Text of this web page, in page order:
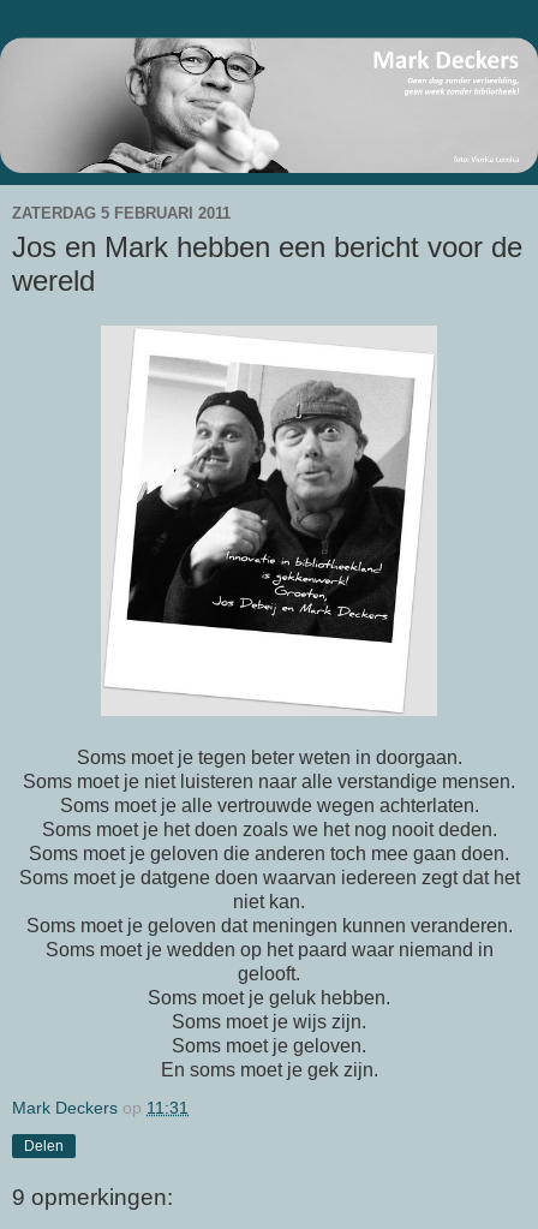
ZATERDAG 5 FEBRUARI 2011
Jos en Mark hebben een bericht voor de
wereld
Soms moet je tegen beter weten in doorgaan.
Soms moet je niet luisteren naar alle verstandige mensen.
Soms moet je alle vertrouwde wegen achterlaten.
Soms moet je het doen zoals we het nog nooit deden.
Soms moet je geloven die anderen toch mee gaan doen.
Soms moet je datgene doen waarvan iedereen zegt dat het
niet kan.
Soms moet je geloven dat meningen kunnen veranderen.
Soms moet je wedden op het paard waar niemand in
gelooft.
Soms moet je geluk hebben.
Soms moet je wijs zijn.
Soms moet je geloven.
En soms moet je gek zijn.
Mark Deckers op 11:31
Delen
9 opmerkingen: